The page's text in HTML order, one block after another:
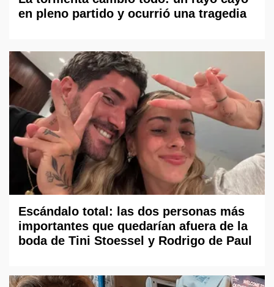
en pleno partido y ocurrió una tragedia
Escándalo total: las dos personas más
importantes que quedarían afuera de la
boda de Tini Stoessel y Rodrigo de Paul